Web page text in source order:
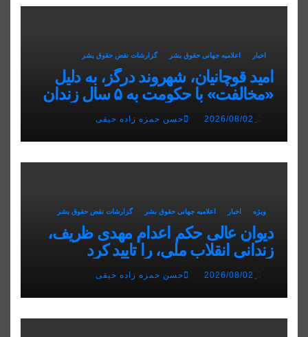
اخبار اعلاميه جهانی حقوق بشر گزارشات نقض حقوق بشر
امید قوچانیان، شهروند درگز، به دلیل
«مخالفت» با حکومت به ۵ سال زندان
محکوم شد
حسن حمزه زاده حیقی
ویژه اخبار اعلاميه جهانی حقوق بشر گزارشات نقض حقوق بشر
دیوان عالی حکم اعدام مهدی ظریف،
زندانی انقلاب ملی، را تایید کرد
حسن حمزه زاده حیقی